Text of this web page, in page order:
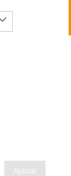
Aplicar